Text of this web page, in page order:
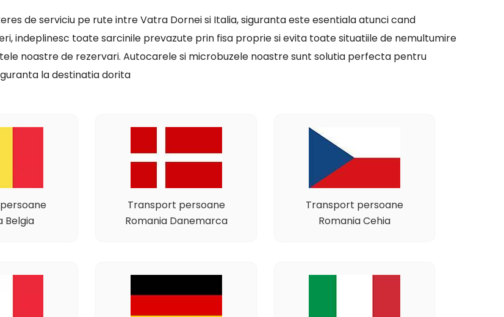
de serviciu pe rute intre Vatra Dornei si Italia, siguranta este esentiala atunci cand
indeplinesc toate sarcinile prevazute prin fisa proprie si evita toate situatiile de nemultumire
noastre de rezervari. Autocarele si microbuzele noastre sunt solutia perfecta pentru
la destinatia dorita
Belgia
Transport persoane
Romania Danemarca
Transport persoane
Romania Cehia